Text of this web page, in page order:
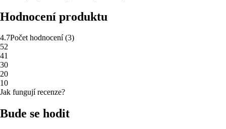
Hodnocení produktu
4.7Počet hodnocení(3)
52
41
30
20
10
Jak fungují recenze?
Bude se hodit